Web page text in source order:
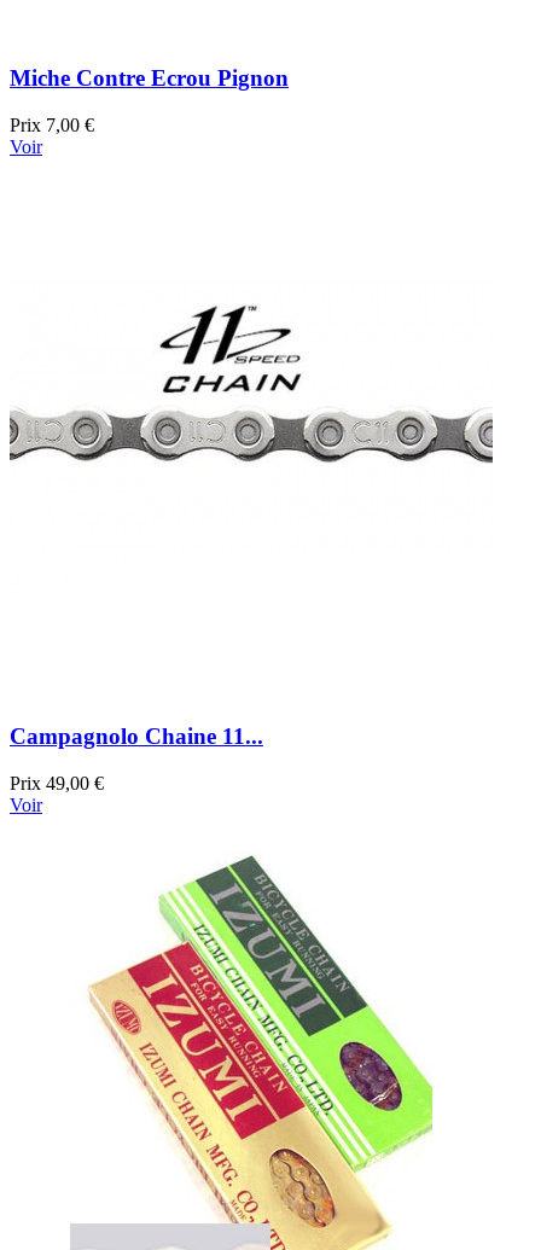
Miche Contre Ecrou Pignon
Prix 7,00 €
Voir
Campagnolo Chaine 11...
Prix 49,00 €
Voir